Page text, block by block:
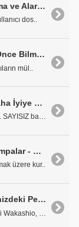
Honeywell, Yeni Yangın Algılama ve Alarm Sistemleri
dos..
Konut Sigortası Yaptırmadan Önce Bilmeniz Gerekenler
mül..
Brady Taşınabilir Yazıcılarla Daha İyiye Ulaşın
DAHA YÜKSEK hız. GELİŞMİŞ iletişim. SAYISIZ baskı ..
Sumak Pompa A.Ş. - Dalgıç Pompalar - Santrifüj Pompalar - Hidrofor - Yangın Söndürme Sistemleri İmalatçısı
üzere kur..
Brady'den Vaka Çalışması: Denizdeki Petrol Döküntüleriyle Mücadele Etme